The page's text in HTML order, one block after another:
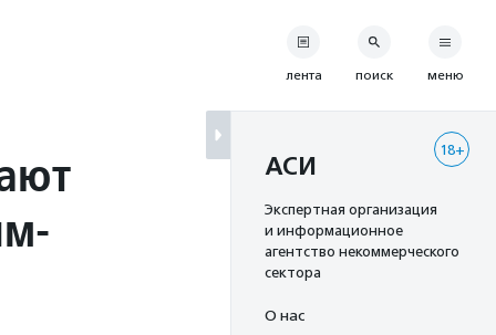
лента поиск меню
18+
АСИ
Экспертная организация
и информационное
агентство некоммерческого
сектора
О нас